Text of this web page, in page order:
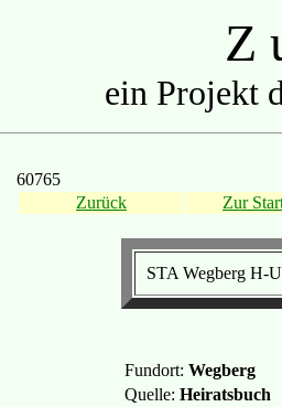
Z
ein Projekt
60765
Zurück
Zur
STA Wegberg H-
Fundort: Wegberg
Quelle: Heiratsbuch